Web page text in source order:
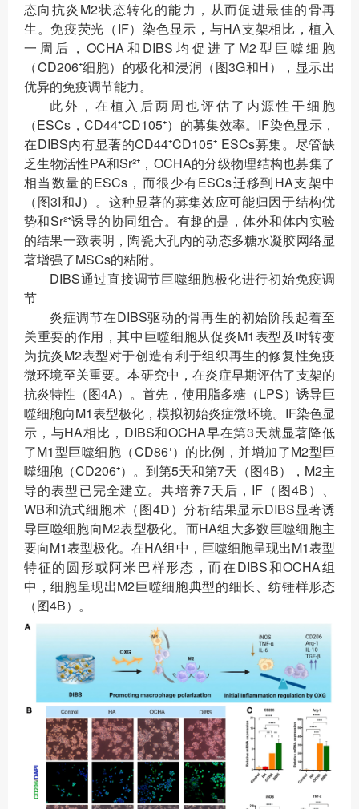
态向抗炎M2状态转化的能力，从而促进最佳的骨再
生。免疫荧光（IF）染色显示，与HA支架相比，植入
一周后，OCHA和DIBS均促进了M2型巨噬细胞
（CD206⁺细胞）的极化和浸润（图3G和H），显示出
优异的免疫调节能力。
此外，在植入后两周也评估了内源性干细胞
（ESCs，CD44⁺CD105⁺）的募集效率。IF染色显示，
在DIBS内有显著的CD44⁺CD105⁺ ESCs募集。尽管缺
乏生物活性PA和Sr²⁺，OCHA的分级物理结构也募集了
相当数量的ESCs，而很少有ESCs迁移到HA支架中
（图3I和J）。这种显著的募集效应可能归因于结构优
势和Sr²⁺诱导的协同组合。有趣的是，体外和体内实验
的结果一致表明，陶瓷大孔内的动态多糖水凝胶网络显
著增强了MSCs的粘附。
DIBS通过直接调节巨噬细胞极化进行初始免疫调
节
炎症调节在DIBS驱动的骨再生的初始阶段起着至
关重要的作用，其中巨噬细胞从促炎M1表型及时转变
为抗炎M2表型对于创造有利于组织再生的修复性免疫
微环境至关重要。本研究中，在炎症早期评估了支架的
抗炎特性（图4A）。首先，使用脂多糖（LPS）诱导巨
噬细胞向M1表型极化，模拟初始炎症微环境。IF染色显
示，与HA相比，DIBS和OCHA早在第3天就显著降低
了M1型巨噬细胞（CD86⁺）的比例，并增加了M2型巨
噬细胞（CD206⁺）。到第5天和第7天（图4B），M2主
导的表型已完全建立。共培养7天后，IF（图4B）、
WB和流式细胞术（图4D）分析结果显示DIBS显著诱
导巨噬细胞向M2表型极化。而HA组大多数巨噬细胞主
要向M1表型极化。在HA组中，巨噬细胞呈现出M1表型
特征的圆形或阿米巴样形态，而在DIBS和OCHA组
中，细胞呈现出M2巨噬细胞典型的细长、纺锤样形态
（图4B）。